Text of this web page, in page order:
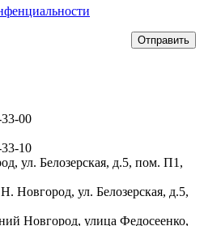
Отправить
00
10
ул. Белозерская, д.5, пом. П1,
Новгород, ул. Белозерская, д.5,
Новгород, улица Федосеенко,